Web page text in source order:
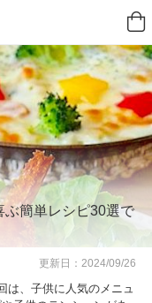
ぶ簡単レシピ30選で
更新日：2024/09/26
は、子供に人気のメニュ